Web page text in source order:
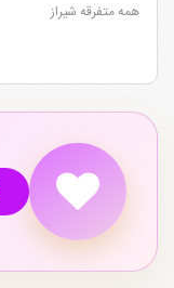
همه متفرقه شیراز